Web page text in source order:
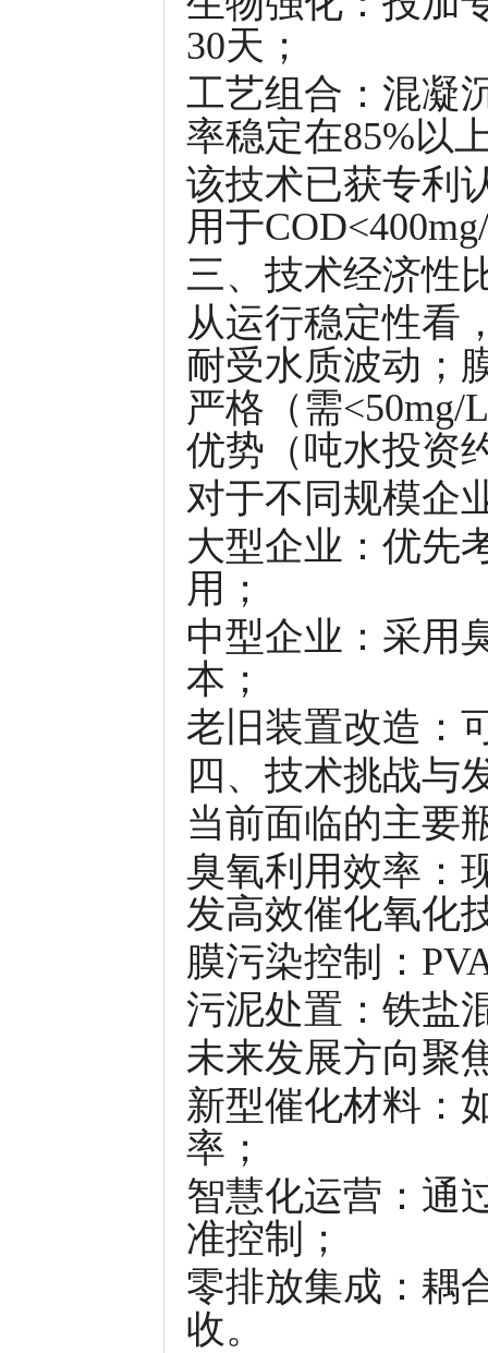
30天；
工艺组合：混凝
率稳定在85%以
该技术已获专利
用于
三、技术经济性
从运行稳定性看
耐受水质波动；
严格（需
优势（吨水投资
对于不同规模企
大型企业：优先
用；
中型企业：采用
本；
老旧装置改造：
四、技术挑战与
当前面临的主要
臭氧利用效率：
发高效催化氧化
膜污染控制：
污泥处置：铁盐
未来发展方向聚
新型催化材料：
率；
智慧化运营：通
准控制；
零排放集成：耦
收。